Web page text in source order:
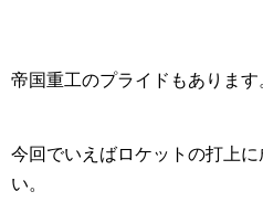
帝国重工のプライドもあります
今回でいえばロケットの打上
い。